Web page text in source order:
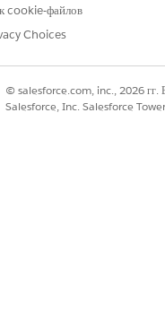
НЕОБХОДИМЫЕ
уведомлений о планах
«Область» и «Страна/
cookie-файлов
Choices
© salesforce.com, inc., 2026 гг.
Salesforce, Inc. Salesforce